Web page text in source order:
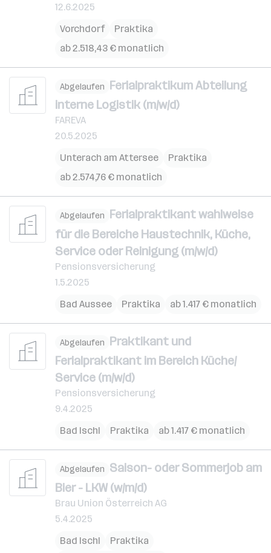
12.6.2025
Vorchdorf
Praktika
ab 2.518,43 € monatlich
Abgelaufen Ferialpraktikum Abteilung
interne Logistik (m/w/d)
FAREVA
20.5.2025
Unterach am Attersee
Praktika
ab 2.574,76 € monatlich
Abgelaufen Ferialpraktikant wahlweise
für die Bereiche Haustechnik, Küche,
Service oder Reinigung (m/w/d)
Pensionsversicherung
1.5.2025
Bad Aussee
Praktika ab 1.417 € monatlich
Abgelaufen Praktikant und
Ferialpraktikant im Bereich Küche/
Service (m/w/d)
Pensionsversicherung
9.4.2025
Bad Ischl
Praktika ab 1.417 € monatlich
Abgelaufen Saison- oder Sommerjob am
Bier - LKW (w/m/d)
Brau Union Österreich AG
5.4.2025
Bad Ischl
Praktika